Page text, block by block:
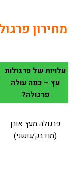
עלויות של פרגולות
עץ – כמה עולה
פרגולה?
פרגולה מעץ אורן
(מודבק/גושני)